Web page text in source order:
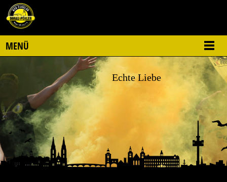
MENÜ
im Herzen der Oberpfalz
Echte Liebe